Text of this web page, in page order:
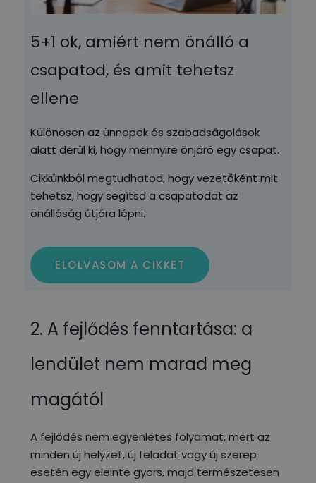
5+1 ok, amiért nem önálló a
csapatod, és amit tehetsz
ellene
Különösen az ünnepek és szabadságolások
alatt derül ki, hogy mennyire önjáró egy csapat.
Cikkünkből megtudhatod, hogy vezetőként mit
tehetsz, hogy segítsd a csapatodat az
önállóság útjára lépni.
ELOLVASOM A CIKKET
2. A fejlődés fenntartása: a
lendület nem marad meg
magától
A fejlődés nem egyenletes folyamat, mert az
minden új helyzet, új feladat vagy új szerep
esetén egy eleinte gyors, majd természetesen